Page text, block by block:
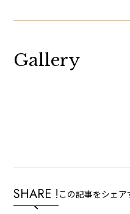
Gallery
SHARE ! この記事をシェア